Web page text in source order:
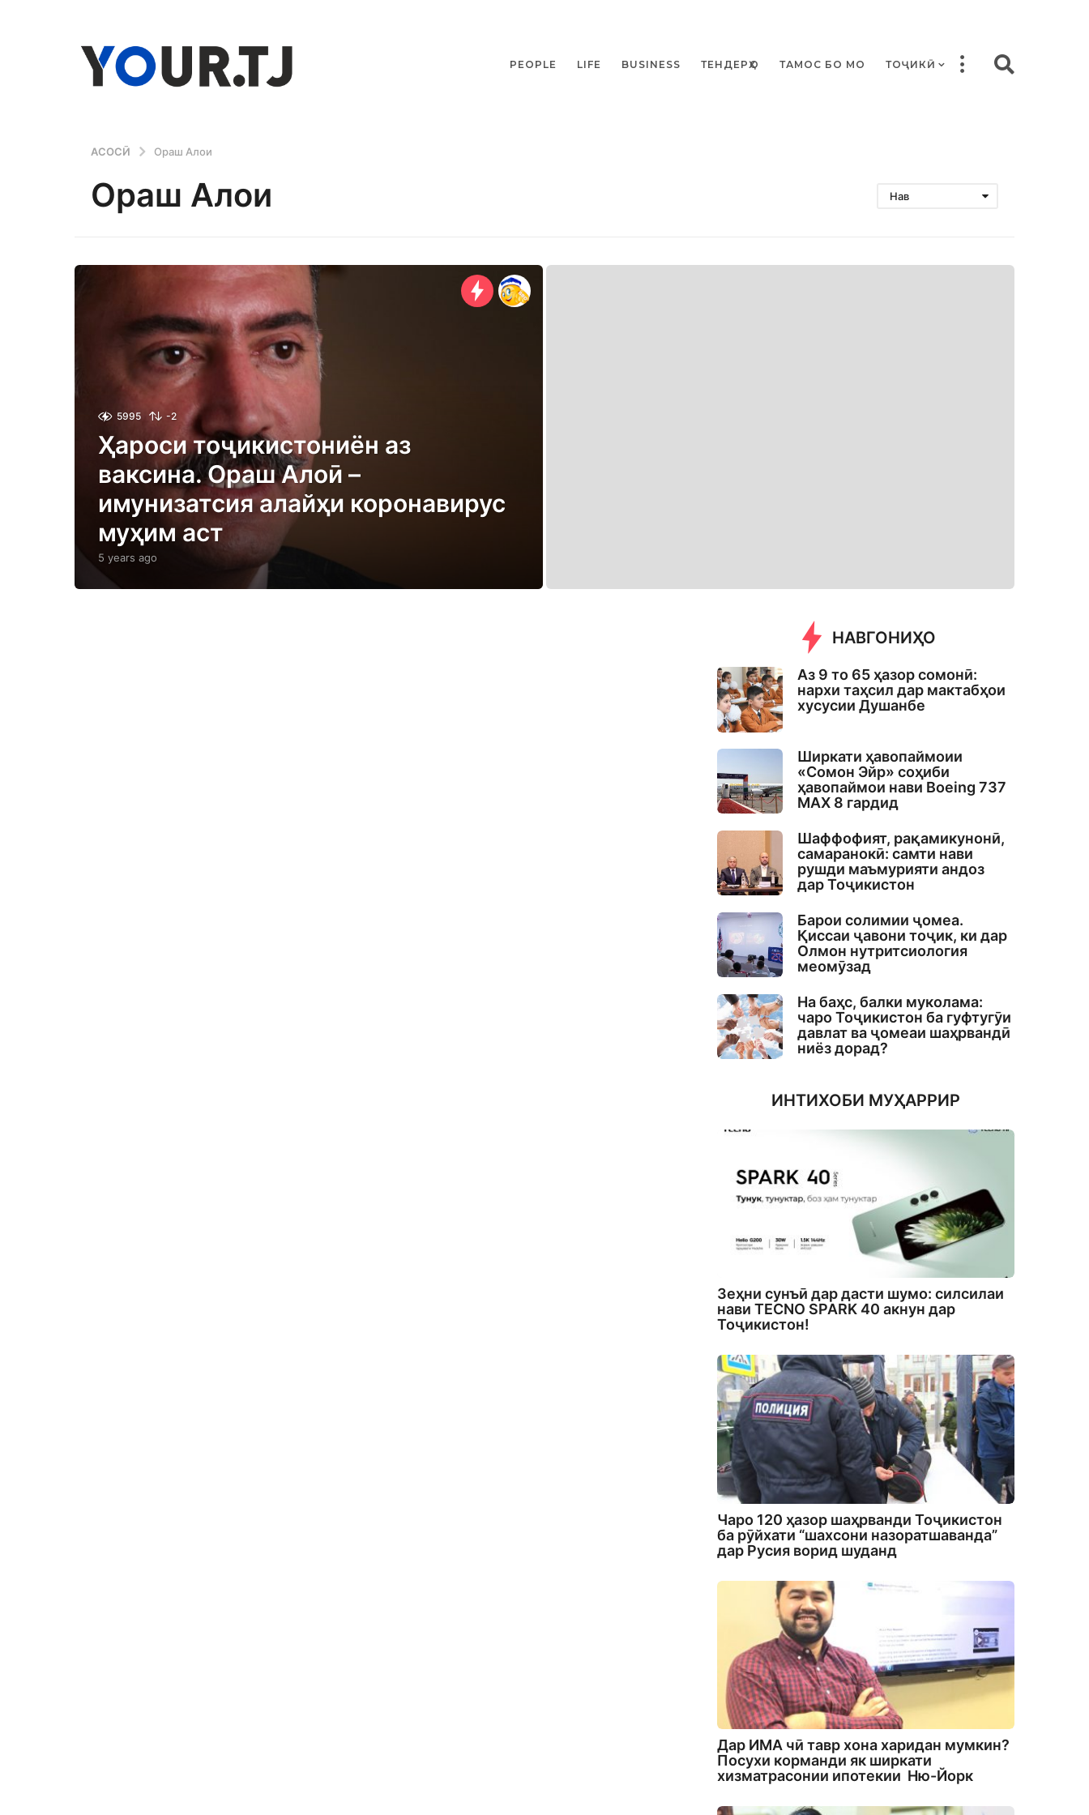
PEOPLE LIFE BUSINESS ТЕНДЕРҲО ТАМОС БО МО ТОҶИКӢ
АСОСӢ Ораш Алои
Ораш Алои Нав
5995 -2
Ҳароси тоҷикистониён аз
ваксина. Ораш Алоӣ –
имунизатсия алайҳи коронавирус
муҳим аст
5 years ago
e
НАВГОНИҲО
Аз 9 то 65 ҳазор сомонӣ:
нархи таҳсил дар мактабҳои
хусусии Душанбе
Ширкати ҳавопаймоии
«Сомон Эйр» соҳиби
ҳавопаймои нави Boeing 737
MAX 8 гардид
Шаффофият, рақамикунонӣ,
самаранокӣ: самти нави
рушди маъмурияти андоз
дар Тоҷикистон
Барои солимии ҷомеа.
Қиссаи ҷавони тоҷик, ки дар
Олмон нутритсиология
меомӯзад
На баҳс, балки муколама:
чаро Тоҷикистон ба гуфтугӯи
давлат ва ҷомеаи шаҳрвандӣ
ниёз дорад?
ИНТИХОБИ МУҲАРРИР
Зеҳни сунъӣ дар дасти шумо: силсилаи
нави TECNO SPARK 40 акнун дар
Тоҷикистон!
Чаро 120 ҳазор шаҳрванди Тоҷикистон
ба рӯйхати “шахсони назоратшаванда”
дар Русия ворид шуданд
Дар ИМА чӣ тавр хона харидан мумкин?
Посухи корманди як ширкати
хизматрасонии ипотекии Ню-Йорк